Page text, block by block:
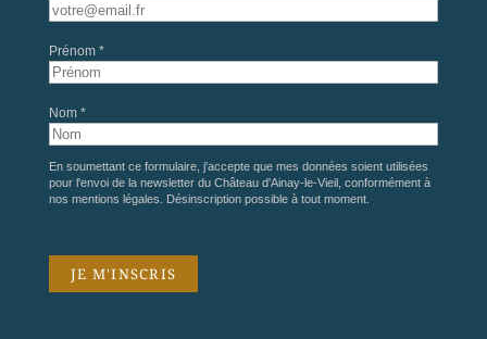
Prénom *
Nom *
En soumettant ce formulaire, j'accepte que mes données soient utilisées
pour l'envoi de la newsletter du Château d'Ainay-le-Vieil, conformément à
nos mentions légales . Désinscription possible à tout moment.